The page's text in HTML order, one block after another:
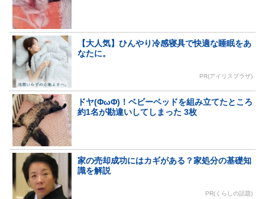
【大人気】ひんやり冷感寝具で快適な睡眠をあ
なたに。
PR(アイリスプラザ)
ドヤ(ΦωΦ)！ベビーベッドを組み立てたところ
約1名が勘違いしてしまった 3枚
家の売却成功にはカギがある？家処分の基礎知
識を解説
PR(くらしの話題)